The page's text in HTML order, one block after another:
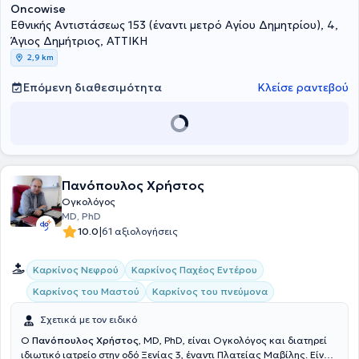
Oncowise
Εθνικής Αντιστάσεως 153 (έναντι μετρό Αγίου Δημητρίου), 4,
Άγιος Δημήτριος, ΑΤΤΙΚΗ
2,9 km
Επόμενη διαθεσιμότητα Κλείσε ραντεβού
Πανόπουλος Χρήστος
Ογκολόγος
MD, PhD
10.0|61 αξιολογήσεις
Καρκίνος Νεφρού
Καρκίνος Παχέος Εντέρου
Καρκίνος του Μαστού
Καρκίνος του πνεύμονα
Σχετικά με τον ειδικό
Ο Πανόπουλος Χρήστος, MD, PhD, είναι Ογκολόγος και διατηρεί
ιδιωτικό ιατρείο στην οδό Ξενίας 3, έναντι Πλατείας Μαβίλης. Είναι